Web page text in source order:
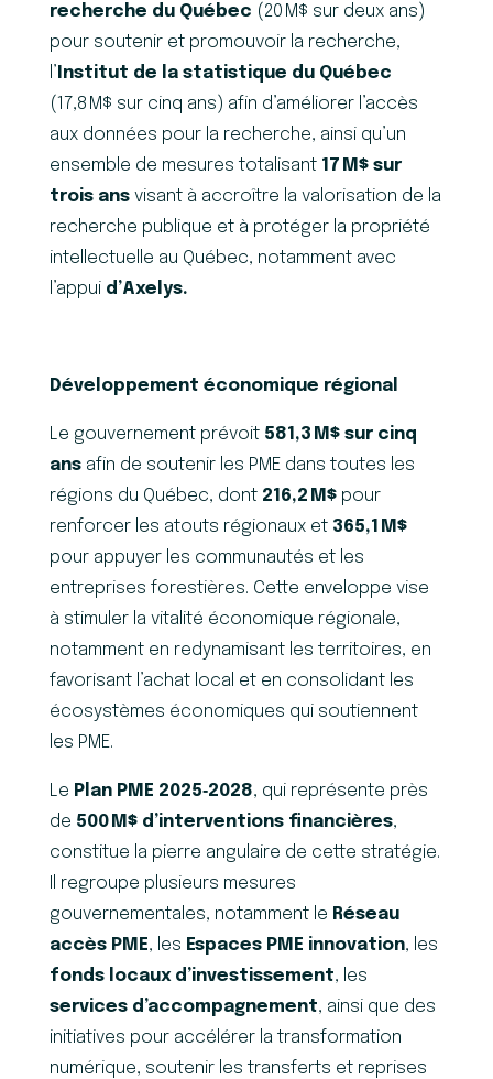
recherche du Québec (20 M$ sur deux ans)
pour soutenir et promouvoir la recherche,
l’ Institut de la statistique du Québec
(17,8 M$ sur cinq ans) afin d’améliorer l’accès
aux données pour la recherche, ainsi qu’un
ensemble de mesures totalisant 17 M$ sur
trois ans visant à accroître la valorisation de la
recherche publique et à protéger la propriété
intellectuelle au Québec, notamment avec
l’appui d’Axelys.
Développement économique régional
Le gouvernement prévoit 581,3 M$ sur cinq
ans afin de soutenir les PME dans toutes les
régions du Québec, dont 216,2 M$ pour
renforcer les atouts régionaux et 365,1 M$
pour appuyer les communautés et les
entreprises forestières. Cette enveloppe vise
à stimuler la vitalité économique régionale,
notamment en redynamisant les territoires, en
favorisant l’achat local et en consolidant les
écosystèmes économiques qui soutiennent
les PME.
Le Plan PME 2025‑2028, qui représente près
de 500 M$ d ’interventions financières,
constitue la pierre angulaire de cette stratégie.
Il regroupe plusieurs mesures
gouvernementales, notamment le Réseau
accès PME, les Espaces PME innovation, les
fonds locaux d’investissement, les
services d’accompagnement, ainsi que des
initiatives pour accélérer la transformation
numérique, soutenir les transferts et reprises